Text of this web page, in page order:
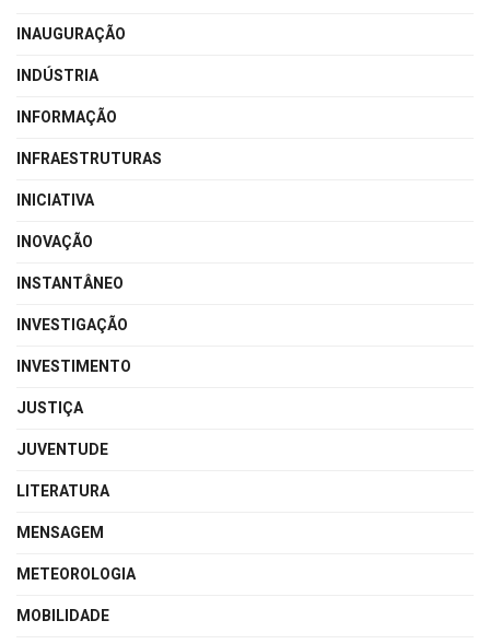
INAUGURAÇÃO
INDÚSTRIA
INFORMAÇÃO
INFRAESTRUTURAS
INICIATIVA
INOVAÇÃO
INSTANTÂNEO
INVESTIGAÇÃO
INVESTIMENTO
JUSTIÇA
JUVENTUDE
LITERATURA
MENSAGEM
METEOROLOGIA
MOBILIDADE